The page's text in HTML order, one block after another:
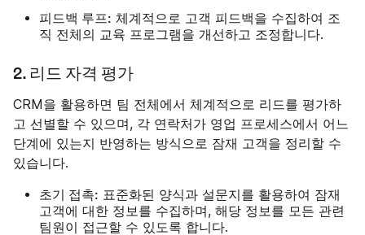
피드백 루프: 체계적으로 고객 피드백을 수집하여 조
직 전체의 교육 프로그램을 개선하고 조정합니다.
2. 리드 자격 평가
CRM을 활용하면 팀 전체에서 체계적으로 리드를 평가하
고 선별할 수 있으며, 각 연락처가 영업 프로세스에서 어느
단계에 있는지 반영하는 방식으로 잠재 고객을 정리할 수
있습니다.
초기 접촉: 표준화된 양식과 설문지를 활용하여 잠재
고객에 대한 정보를 수집하며, 해당 정보를 모든 관련
팀원이 접근할 수 있도록 합니다.